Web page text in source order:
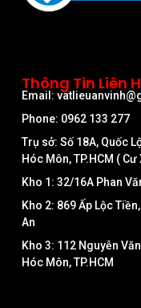
Thông Tin Liên
Email:
Phone: 0962 133 277
Trụ sở: Số 18A, Quốc
Hóc Môn, TP.HCM (
Kho 1: 32/16A Phan
Kho 2: 869 Ấp Lộc
An
Kho 3: 112 Nguyễn
Hóc Môn, TP.HCM